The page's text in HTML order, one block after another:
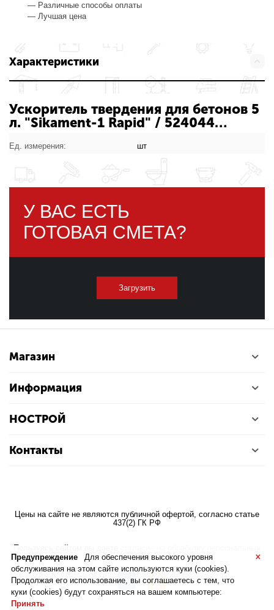
×
Предупреждение
Для обеспечения высокого уровня
обслуживания на этом сайте используются куки (cookies).
Продолжая его использование, вы соглашаетесь с тем, что
куки (cookies) будут сохраняться на вашем компьютере:
Принять
— Различные способы оплаты
— Лучшая цена
Характеристики
Ускоритель твердения для бетонов 5
л. "Sikament-1 Rapid" / 524044
товара
Ед. измерения: шт
У ВАС ЕСТЬ
ГОТОВАЯ СМЕТА?
Загрузить
Магазин
Информация
НОСТРОЙ
Контакты
Цены на сайте не являются публичной офертой, согласно статье
437(2) ГК РФ
Пользуясь сайтом вы даете
данных